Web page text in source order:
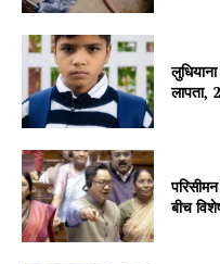
Company
About
Contact us
Subscription Plans
My account
लापता,
बीच